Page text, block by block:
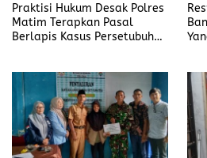
Praktisi Hukum Desak Polres
Matim Terapkan Pasal
Berlapis Kasus Persetubuhan